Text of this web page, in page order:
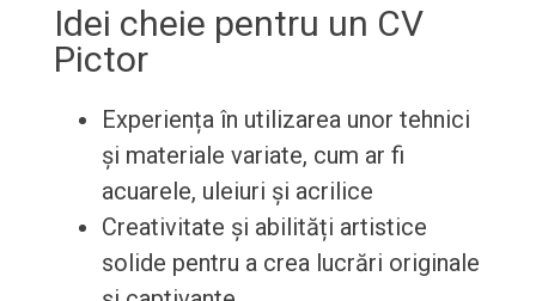
Idei cheie pentru un CV
Pictor
Experiența în utilizarea unor tehnici
și materiale variate, cum ar fi
acuarele, uleiuri și acrilice
Creativitate și abilități artistice
solide pentru a crea lucrări originale